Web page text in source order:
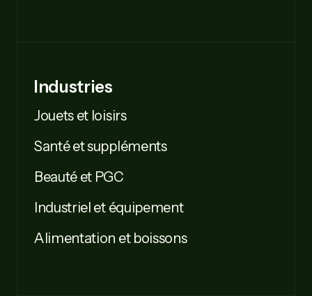
Industries
Jouets et loisirs
Santé et suppléments
Beauté et PGC
Industriel et équipement
Alimentation et boissons